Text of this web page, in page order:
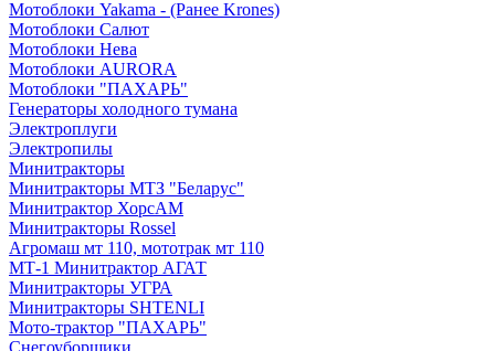
Мотоблоки Yakama - (Ранее Krones)
Мотоблоки Салют
Мотоблоки Нева
Мотоблоки AURORA
Мотоблоки "ПАХАРЬ"
Генераторы холодного тумана
Электроплуги
Электропилы
Минитракторы
Минитракторы МТЗ "Беларус"
Минитрактор ХорсАМ
Минитракторы Rossel
Агромаш мт 110, мототрак мт 110
МТ-1 Минитрактор АГАТ
Минитракторы УГРА
Минитракторы SHTENLI
Мото-трактор "ПАХАРЬ"
Снегоуборщики